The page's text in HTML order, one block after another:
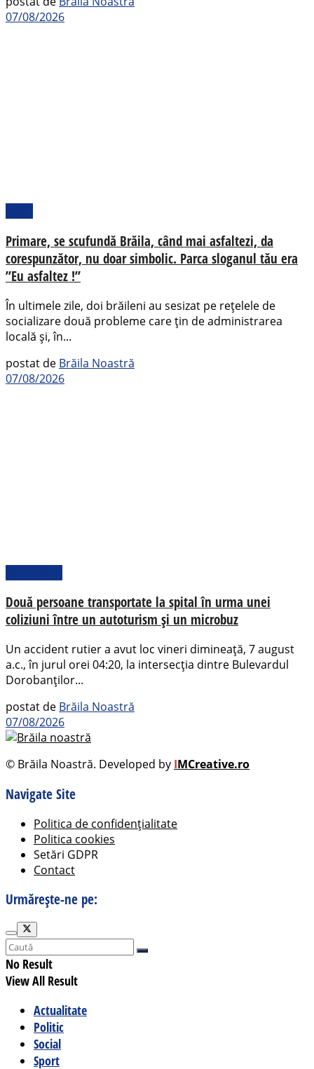
07/08/2026
Primare, se scufundă Brăila, când mai asfaltezi, da
corespunzător, nu doar simbolic. Parca sloganul tău era
”Eu asfaltez !”
În ultimele zile, doi brăileni au sesizat pe rețelele de
socializare două probleme care țin de administrarea
locală și, în...
postat de Brăila Noastră
07/08/2026
Două persoane transportate la spital în urma unei
coliziuni între un autoturism și un microbuz
Un accident rutier a avut loc vineri dimineață, 7 august
a.c., în jurul orei 04:20, la intersecția dintre Bulevardul
Dorobanților...
postat de Brăila Noastră
07/08/2026
© Brăila Noastră. Developed by IMCreative.ro
Navigate Site
Politica de confidențialitate
Politica cookies
Setări GDPR
Contact
Urmărește-ne pe:
No Result
View All Result
Actualitate
Politic
Social
Sport